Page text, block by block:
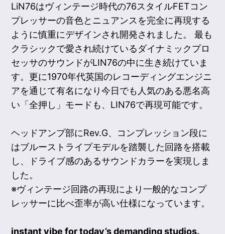
LiN76はヴィンテージ時代の76スタイルFETコン
プレッサーの音色とニュアンスを完全に再現する
ように慎重にデザインされ開発されました。 最も
クラシックで愛され続けているダイナミックプロ
セッサのサウンドがLIN76の中に生き続けていま
す。更に1970年代英国のレコーディングエンジニ
アを通じて有名になり今日でも人気のある悪名高
い「全押し」モードも、LIN76で再現可能です。
ヘッドアンプ部にRev.G、コンプレッション段に
はブルーストライプモデルを踏襲した回路を搭載
し、ドライブ感のあるサウンドカラーを実現しま
した。
※ヴィンテージ回路の再現により一般的なコンプ
レッサーに比べ歪率が高い仕様になっています。
instant vibe for today’s demanding studios.